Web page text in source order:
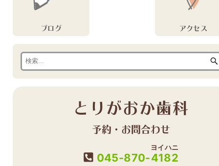
ブログ アクセス
とりがおか歯科
予約・お問合わせ
045-870-4182
ヨイハニ